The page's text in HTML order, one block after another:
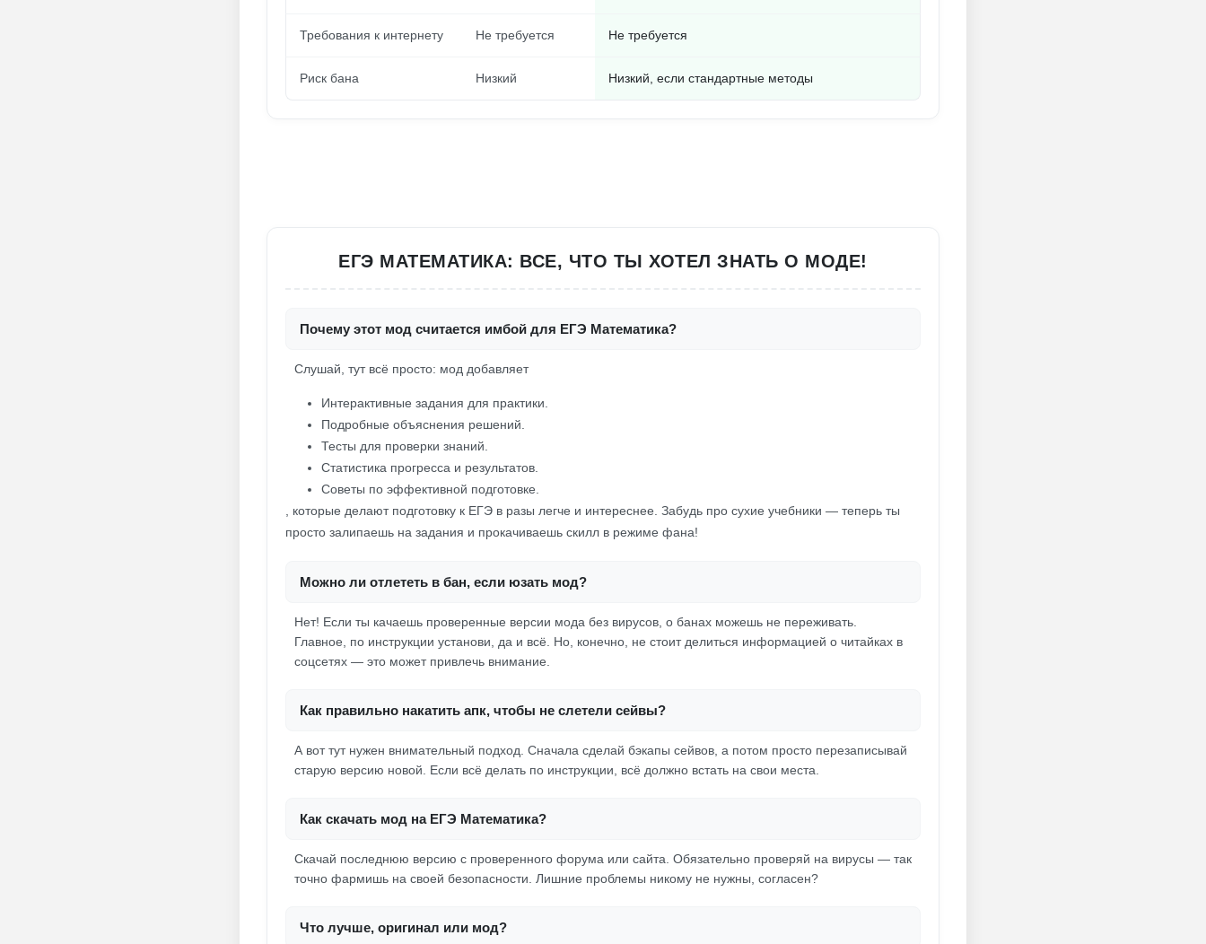
Требования к интернету Не требуется Не требуется
Риск бана Низкий Низкий, если стандартные методы
ЕГЭ МАТЕМАТИКА: ВСЕ, ЧТО ТЫ ХОТЕЛ ЗНАТЬ О МОДЕ!
Почему этот мод считается имбой для ЕГЭ Математика?
Слушай, тут всё просто: мод добавляет
Интерактивные задания для практики.
Подробные объяснения решений.
Тесты для проверки знаний.
Статистика прогресса и результатов.
Советы по эффективной подготовке.
, которые делают подготовку к ЕГЭ в разы легче и интереснее. Забудь про сухие учебники — теперь ты
просто залипаешь на задания и прокачиваешь скилл в режиме фана!
Можно ли отлететь в бан, если юзать мод?
Нет! Если ты качаешь проверенные версии мода без вирусов, о банах можешь не переживать.
Главное, по инструкции установи, да и всё. Но, конечно, не стоит делиться информацией о читайках в
соцсетях — это может привлечь внимание.
Как правильно накатить апк, чтобы не слетели сейвы?
А вот тут нужен внимательный подход. Сначала сделай бэкапы сейвов, а потом просто перезаписывай
старую версию новой. Если всё делать по инструкции, всё должно встать на свои места.
Как скачать мод на ЕГЭ Математика?
Скачай последнюю версию с проверенного форума или сайта. Обязательно проверяй на вирусы — так
точно фармишь на своей безопасности. Лишние проблемы никому не нужны, согласен?
Что лучше, оригинал или мод?